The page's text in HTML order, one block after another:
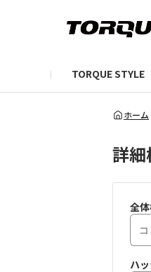
TORQUE STYLE
お知らせ
TORQUEニ
TORQUEフ
自己紹介し
編集部の日
ホーム
詳細
全
ハ